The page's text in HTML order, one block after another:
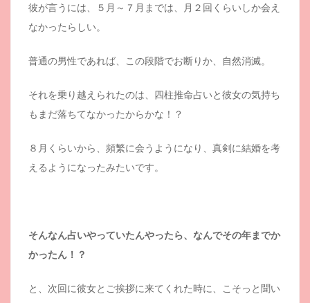
彼が言うには、５月～７月までは、月２回くらいしか会え
なかったらしい。
普通の男性であれば、この段階でお断りか、自然消滅。
それを乗り越えられたのは、四柱推命占いと彼女の気持ち
もまだ落ちてなかったからかな！？
８月くらいから、頻繁に会うようになり、真剣に結婚を考
えるようになったみたいです。
そんなん占いやっていたんやったら、なんでその年までか
かったん！？
と、次回に彼女とご挨拶に来てくれた時に、こそっと聞い